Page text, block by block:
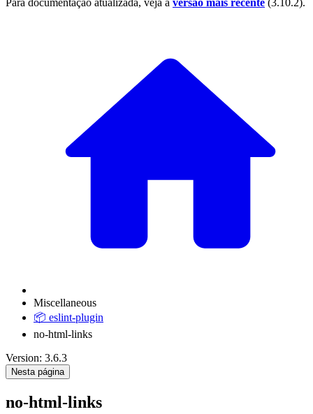
Para documentação atualizada, veja a versão mais recente (3.10.2).
Miscellaneous
📦 eslint-plugin
no-html-links
Version: 3.6.3
Nesta página
no-html-links